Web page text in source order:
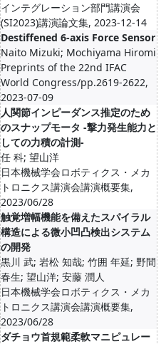
インテグレーション部門講演会
(SI2023)講演論文集, 2023-12-14
Destiffened 6-axis Force Sensor
Naito Mizuki; Mochiyama Hiromi
Preprints of the 22nd IFAC
World Congress/pp.2619-2622,
2023-07-09
人関節インピーダンス推定のため
のスナップモータ -撃力発生能力と
しての力積の計測-
任 科; 望山洋
日本機械学会ロボティクス・メカ
トロニクス講演会講演概要集,
2023/06/28
触覚増幅機能を備えたスパイラル
構造による微小凹凸検出システム
の開発
黒川 武; 岩松 知哉; 竹囲 年延; 野間
春生; 望山洋; 安藤 潤人
日本機械学会ロボティクス・メカ
トロニクス講演会講演概要集,
2023/06/28
ダチョウ首規範柔軟マニピュレー